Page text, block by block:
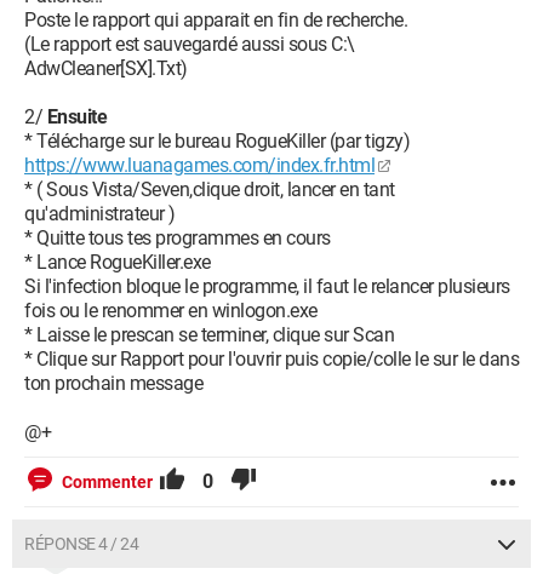
(defragsvc) - Unknown owner -
C:\Windows\system32\svchost.exe
O23 - Service: @%SystemRoot%\system32\dhcpcore.dll,-100
(Dhcp) - Unknown owner -
C:\Windows\system32\svchost.exe
O23 - Service: @%systemroot%\system32\dot3svc.dll,-1102
(dot3svc) - Unknown owner -
C:\Windows\system32\svchost.exe
O23 - Service: @%systemroot%\system32\dps.dll,-500 (DPS) -
Unknown owner - C:\Windows\System32\svchost.exe
O23 - Service: @%systemroot%\system32\eapsvc.dll,-1
(EapHost) - Unknown owner -
C:\Windows\System32\svchost.exe
O23 - Service: @%SystemRoot%\system32\efssvc.dll,-100
(EFS) - Unknown owner - C:\Windows\System32\lsass.exe
(file missing)
O23 - Service: @%SystemRoot%\ehome\ehrecvr.exe,-101
(ehRecvr) - Unknown owner - C:\Windows\ehome\ehRecvr.exe
O23 - Service: @%SystemRoot%\system32\wevtsvc.dll,-200
(eventlog) - Unknown owner -
C:\Windows\System32\svchost.exe
owner - C:\Windows\system32\svchost.exe
Poste le rapport qui apparait en fin de recherche.
(Le rapport est sauvegardé aussi sous C:\
AdwCleaner[SX].Txt)
2/ Ensuite
* Télécharge sur le bureau RogueKiller (par tigzy)
https://www.luanagames.com/index.fr.html
* ( Sous Vista/Seven,clique droit, lancer en tant
qu'administrateur )
* Quitte tous tes programmes en cours
* Lance RogueKiller.exe
Si l'infection bloque le programme, il faut le relancer plusieurs
fois ou le renommer en winlogon.exe
* Laisse le prescan se terminer, clique sur Scan
* Clique sur Rapport pour l'ouvrir puis copie/colle le sur le dans
ton prochain message
@+
Commenter 0
RÉPONSE 4 / 24